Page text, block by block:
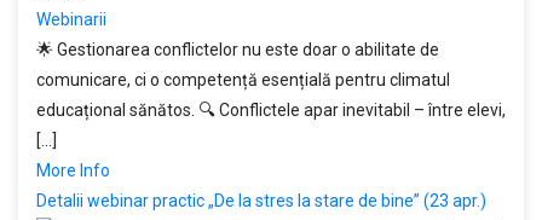
Webinarii
🌟 Gestionarea conflictelor nu este doar o abilitate de
comunicare, ci o competență esențială pentru climatul
educațional sănătos. 🔍 Conflictele apar inevitabil – între elevi,
[...]
More Info
Detalii webinar practic „De la stres la stare de bine” (23 apr.)